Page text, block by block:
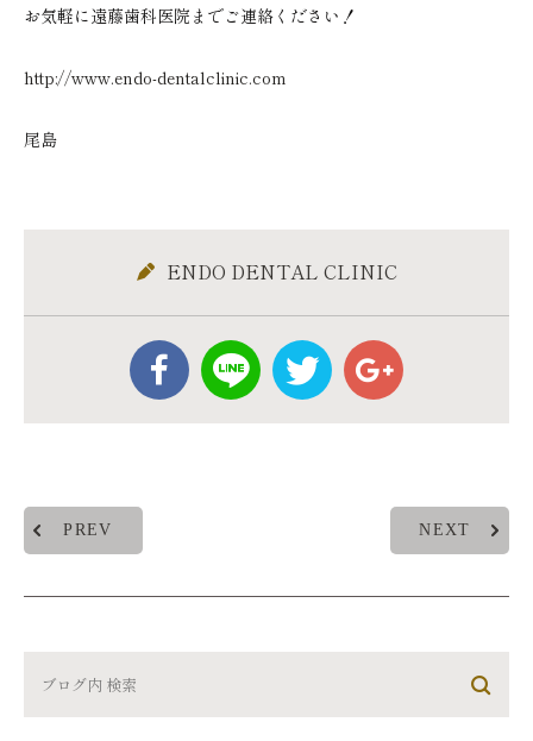
お気軽に遠藤歯科医院までご連絡ください！
http://www.endo-dentalclinic.com
尾島
ENDO DENTAL CLINIC
PREV NEXT